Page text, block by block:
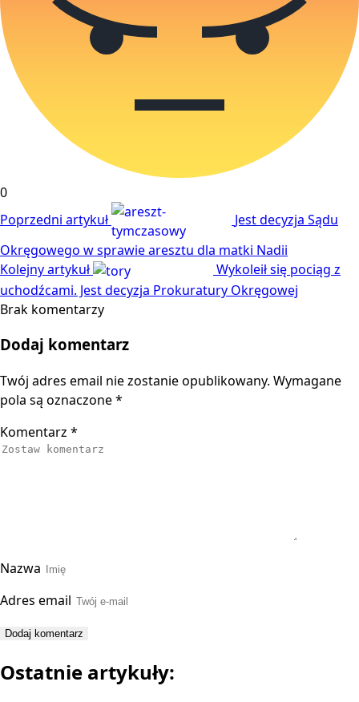
0
Poprzedni artykuł
Jest decyzja Sądu
Okręgowego w sprawie aresztu dla matki Nadii
Kolejny artykuł
Wykoleił się pociąg z
uchodźcami. Jest decyzja Prokuratury Okręgowej
Brak komentarzy
Dodaj komentarz
Twój adres email nie zostanie opublikowany. Wymagane
pola są oznaczone*
Komentarz *
Nazwa
Adres email
Ostatnie artykuły: